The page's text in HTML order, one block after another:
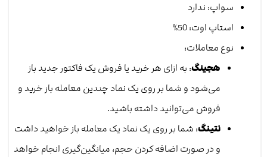
سواپ: ندارد
استاپ اوت: 50%
نوع معاملات:
هجینگ: به ازای هر خرید یا فروش یک فاکتور جدید باز
می‌شود و شما بر روی یک نماد چندین معامله باز خرید و
فروش می‌توانید داشته باشید.
نتینگ: شما بر روی یک نماد یک معامله باز خواهید داشت
و در صورت اضافه کردن حجم، میانگین‌گیری انجام خواهد